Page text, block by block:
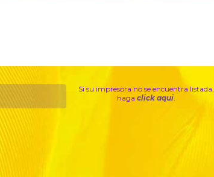
Si su impresora no se encuentra listada,
haga click aqui.